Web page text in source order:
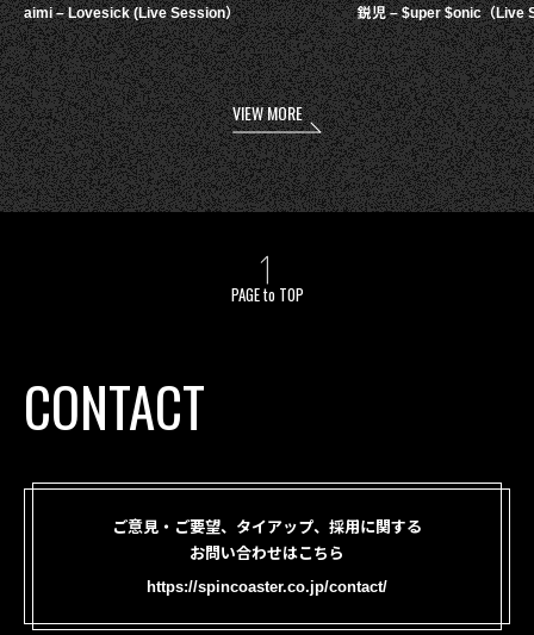
aimi – Lovesick (Live Session） 鋭児 – $uper $onic（Live
VIEW MORE
PAGE to TOP
CONTACT
ご意見・ご要望、タイアップ、採用に関する
お問い合わせはこちら
https://spincoaster.co.jp/contact/